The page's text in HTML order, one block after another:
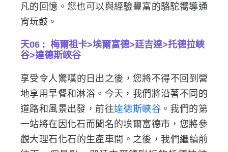
凡的回憶。 您也可以與經驗豐富的駱駝嚮導通
宵玩鼓。
天06 : 梅爾祖卡>埃爾富德>廷吉達>托德拉峽
谷>達德斯峽谷
享受令人驚嘆的日出之後，您將不得不回到營
地享用早餐和淋浴。 今天，我們將沿著不同的
道路和風景出發，前往達德斯峽谷 。 我們的第
一站將在因化石而聞名的埃爾富德市， 您將參
觀大理石化石的生產車間。之後，我們繼續前